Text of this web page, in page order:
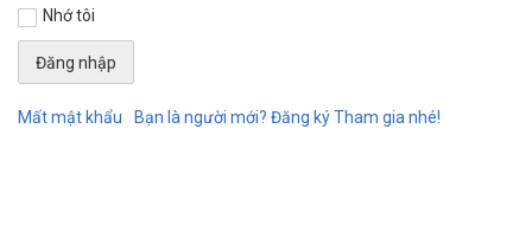
Nhớ tôi
Mất mật khẩu Bạn là người mới? Đăng ký Tham gia nhé!